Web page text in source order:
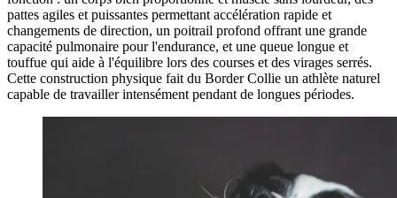
pattes agiles et puissantes permettant accélération rapide et
changements de direction, un poitrail profond offrant une grande
capacité pulmonaire pour l'endurance, et une queue longue et
touffue qui aide à l'équilibre lors des courses et des virages serrés.
Cette construction physique fait du Border Collie un athlète naturel
capable de travailler intensément pendant de longues périodes.